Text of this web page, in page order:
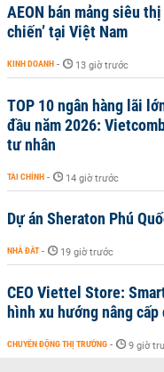
AEON bán mảng siêu
chiến’ tại Việt Nam
KINH DOANH - 13 giờ trước
TOP 10 ngân hàng lãi
đầu năm 2026:
tư nhân
TÀI CHÍNH - 14 giờ trước
Dự án Sheraton Phú
NHÀ ĐẤT - 19 giờ trước
CEO Viettel Store:
hình xu hướng nâng
CHUYỂN ĐỘNG THỊ TRƯỜNG - 9 giờ